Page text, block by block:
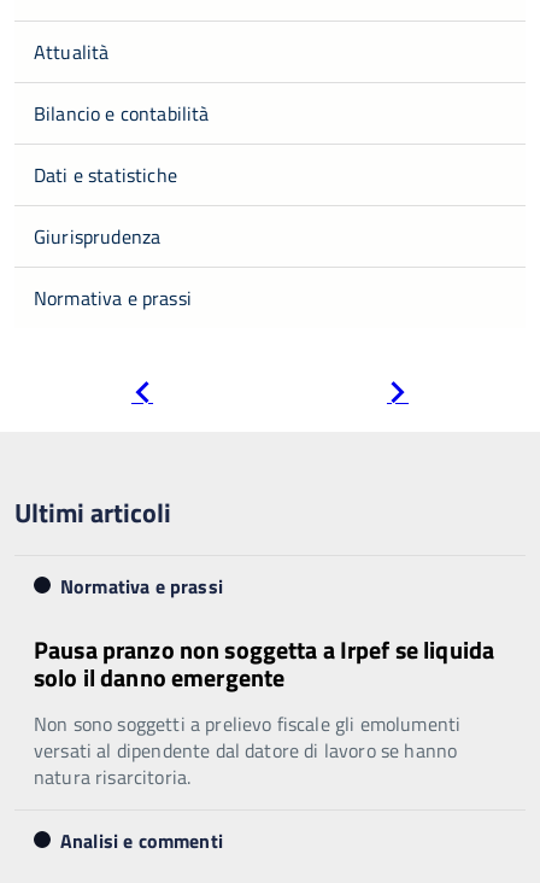
Attualità
Bilancio e contabilità
Dati e statistiche
Giurisprudenza
Normativa e prassi
Ultimi articoli
Normativa e prassi
Pausa pranzo non soggetta a Irpef se liquida
solo il danno emergente
Non sono soggetti a prelievo fiscale gli emolumenti
versati al dipendente dal datore di lavoro se hanno
natura risarcitoria.
Analisi e commenti